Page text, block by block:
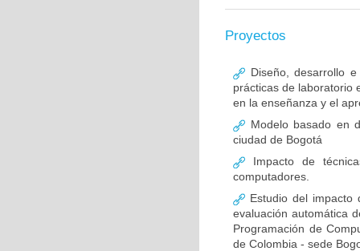
Proyectos
Diseño, desarrollo
prácticas de laboratorio
en la enseñanza y el
Modelo basado en
ciudad de Bogotá
Impacto de
computadores.
Estudio del
evaluación automática
Programación de
de Colombia - sede